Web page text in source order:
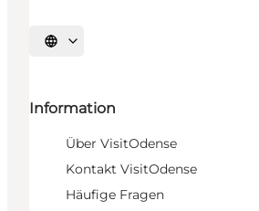
Sprache auswählen
Information
Über VisitOdense
Kontakt VisitOdense
Häufige Fragen